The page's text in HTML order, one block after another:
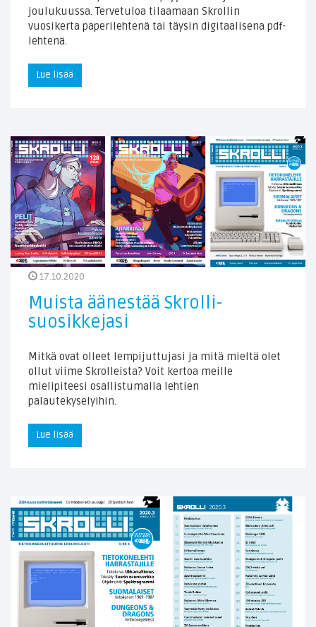
joulukuussa. Tervetuloa tilaamaan Skrollin
vuosikerta paperilehtenä tai täysin digitaalisena pdf-
lehtenä.
Lue lisää
17.10.2020
Muista äänestää Skrolli-
suosikkejasi
Mitkä ovat olleet lempijuttujasi ja mitä mieltä olet
ollut viime Skrolleista? Voit kertoa meille
mielipiteesi osallistumalla lehtien
palautekyselyihin.
Lue lisää